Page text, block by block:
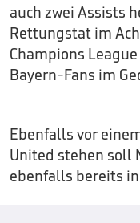
auch zwei Assists
Rettungstat im
Champions
Bayern-Fans im
Ebenfalls vor
United stehen soll
ebenfalls bereits